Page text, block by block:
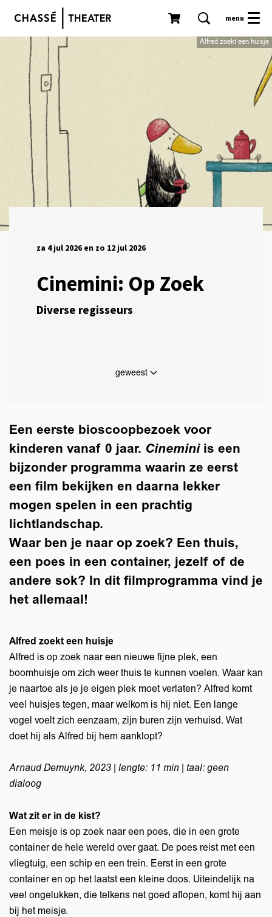
menu
Alfred zoekt een huisje
Cinemini: Op Zoek
Diverse regisseurs
za 4 jul 2026 en zo 12 jul 2026
geweest
Een eerste bioscoopbezoek voor
kinderen vanaf 0 jaar. Cinemini is een
bijzonder programma waarin ze eerst
een film bekijken en daarna lekker
mogen spelen in een prachtig
lichtlandschap.
Waar ben je naar op zoek? Een thuis,
een poes in een container, jezelf of de
andere sok? In dit filmprogramma vind je
het allemaal!
Alfred zoekt een huisje
Alfred is op zoek naar een nieuwe fijne plek, een
boomhuisje om zich weer thuis te kunnen voelen. Waar kan
je naartoe als je je eigen plek moet verlaten? Alfred komt
veel huisjes tegen, maar welkom is hij niet. Een lange
vogel voelt zich eenzaam, zijn buren zijn verhuisd. Wat
doet hij als Alfred bij hem aanklopt?
Arnaud Demuynk, 2023 | lengte: 11 min | taal: geen
dialoog
Wat zit er in de kist?
Een meisje is op zoek naar een poes, die in een grote
container de hele wereld over gaat. De poes reist met een
vliegtuig, een schip en een trein. Eerst in een grote
container en op het laatst een kleine doos. Uiteindelijk na
veel ongelukken, die telkens net goed aflopen, komt hij aan
bij het meisje.